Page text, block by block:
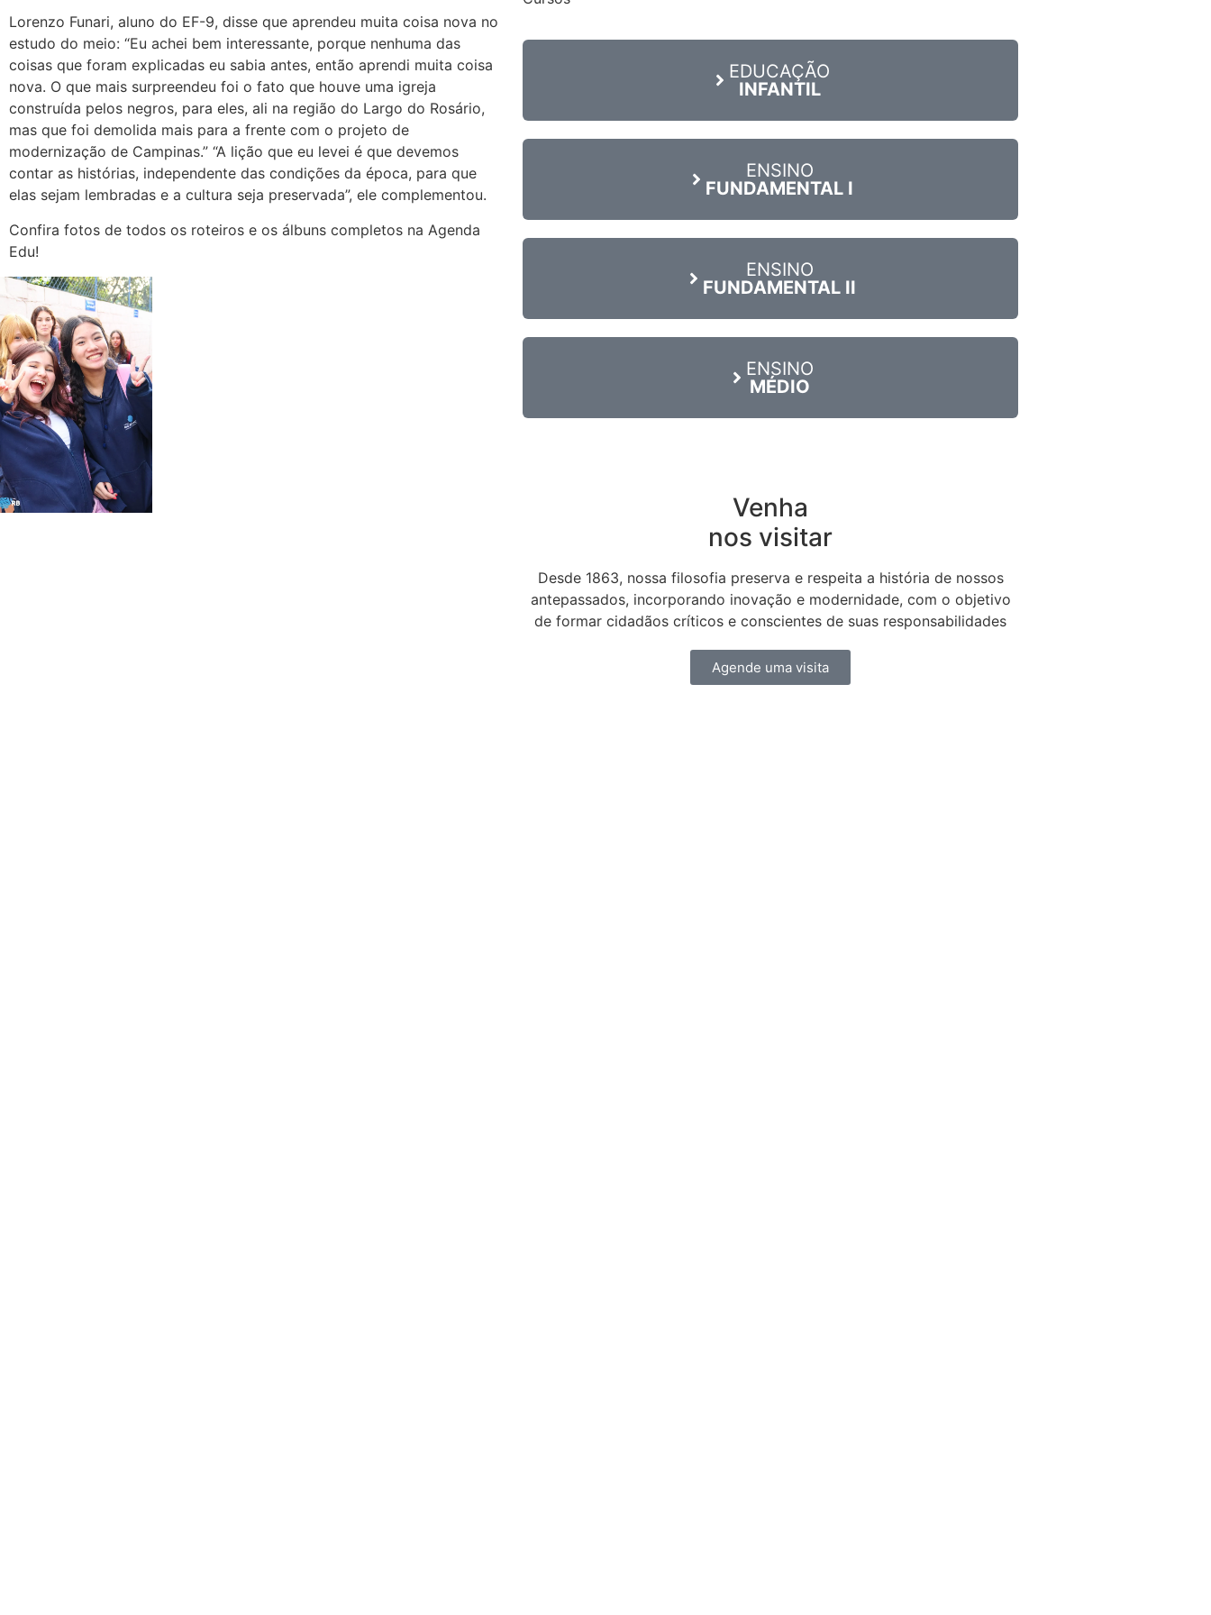
Lorenzo Funari, aluno do EF-9, disse que aprendeu muita coisa nova no
estudo do meio: “Eu achei bem interessante, porque nenhuma das
coisas que foram explicadas eu sabia antes, então aprendi muita coisa
nova. O que mais surpreendeu foi o fato que houve uma igreja
construída pelos negros, para eles, ali na região do Largo do Rosário,
mas que foi demolida mais para a frente com o projeto de
modernização de Campinas.” “A lição que eu levei é que devemos
contar as histórias, independente das condições da época, para que
elas sejam lembradas e a cultura seja preservada”, ele complementou.
Confira fotos de todos os roteiros e os álbuns completos na Agenda
Edu!
EDUCAÇÃO
INFANTIL
ENSINO
FUNDAMENTAL I
ENSINO
FUNDAMENTAL II
ENSINO
MÉDIO
Venha
nos visitar
Desde 1863, nossa filosofia preserva e respeita a história de nossos
antepassados, incorporando inovação e modernidade, com o objetivo
de formar cidadãos críticos e conscientes de suas responsabilidades
Agende uma visita